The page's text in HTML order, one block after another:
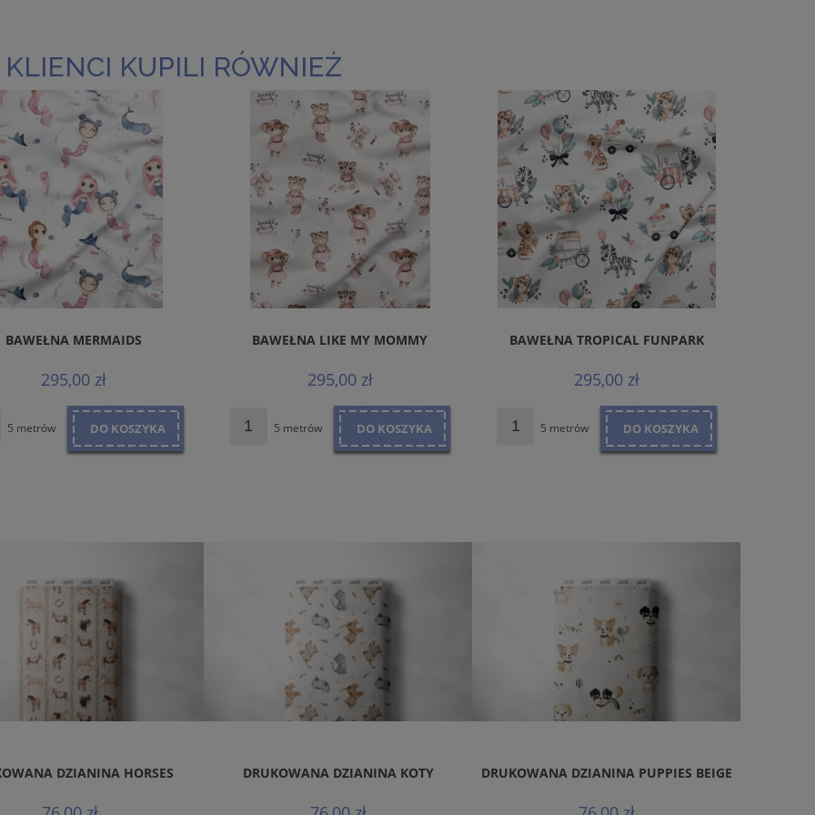
KUPILI RÓWNIEŻ
BAWEŁNA MERMAIDS
295,00 zł
5 metrów DO KOSZYKA
BAWEŁNA LIKE MY MOMMY
295,00 zł
5 metrów DO KOSZYKA
BAWEŁNA TROPICAL FUNPARK
295,00 zł
5 metrów DO KOSZYKA
DZIANINA HORSES DRUKOWANA DZIANINA KOTY DRUKOWANA DZIANINA PUPPIES BEIGE